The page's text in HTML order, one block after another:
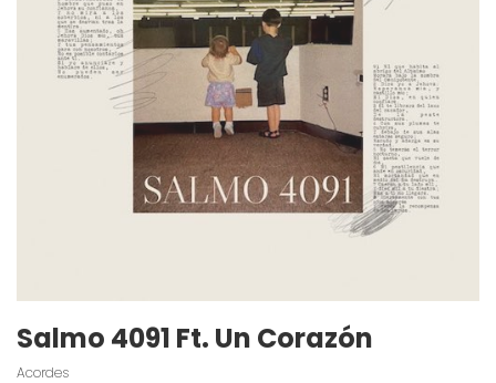
Salmo 4091 Ft. Un Corazón
Acordes